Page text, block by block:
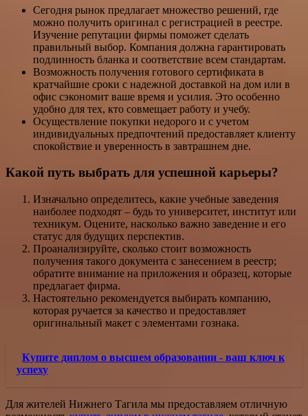
Сегодня рынок предлагает множество решений, где
можно получить оригинал с регистрацией в реестре.
Изучение репутации фирмы поможет сделать
правильный выбор. Компания должна гарантировать
подлинность бланка и соответствие всем стандартам.
Возможность получения готового сертификата в
кратчайшие сроки с надежной доставкой на дом или в
офис сэкономит ваше время и усилия. Это особенно
удобно для тех, кто совмещает работу и учебу.
Осуществление покупки недорого и с учетом
индивидуальных предпочтений предоставляет клиенту
спокойствие и уверенность в завтрашнем дне.
Какой путь выбрать для успешной карьеры?
Изначально определитесь, какие учебные заведения
наиболее подходят – будь то университет, институт или
техникум. Оцените, насколько важно заведение и его
статус для будущих перспектив.
Проанализируйте, сколько стоит возможность
получения такого документа с занесением в реестр;
обратите внимание на приложения и образец, которые
предлагает фирма.
Настоятельно рекомендуется выбирать компанию,
которая ручается за качество и предоставляет
оригинальный макет с элементами гознака.
Купите диплом о высшем образовании - ваш ключ к
успеху
Для жителей Нижнего Тагила мы предоставляем отличную